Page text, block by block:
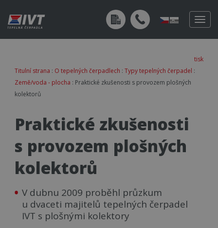
tisk
Titulní strana : O tepelných čerpadlech : Typy tepelných čerpadel :
Země/voda - plocha : Praktické zkušenosti s provozem plošných
kolektorů
Praktické zkušenosti
s provozem plošných
kolektorů
V dubnu 2009 proběhl průzkum
u dvaceti majitelů tepelných čerpadel
IVT s plošnými kolektory